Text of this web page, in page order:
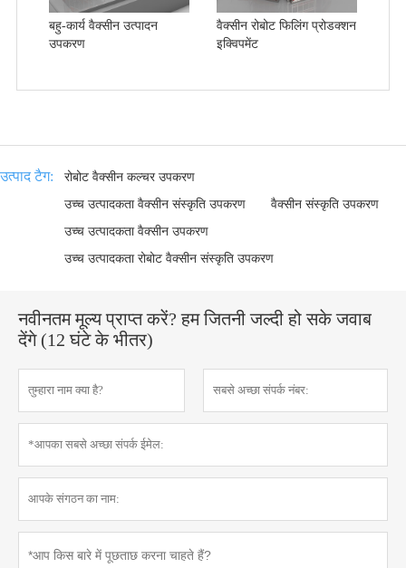
बहु-कार्य वैक्सीन उत्पादन
उपकरण
वैक्सीन रोबोट फिलिंग प्रोडक्शन
इक्विपमेंट
उत्पाद टैग:
रोबोट वैक्सीन कल्चर उपकरण
उच्च उत्पादकता वैक्सीन संस्कृति उपकरण
वैक्सीन संस्कृति उपकरण
उच्च उत्पादकता वैक्सीन उपकरण
उच्च उत्पादकता रोबोट वैक्सीन संस्कृति उपकरण
नवीनतम मूल्य प्राप्त करें? हम जितनी जल्दी हो सके जवाब
देंगे (12 घंटे के भीतर)